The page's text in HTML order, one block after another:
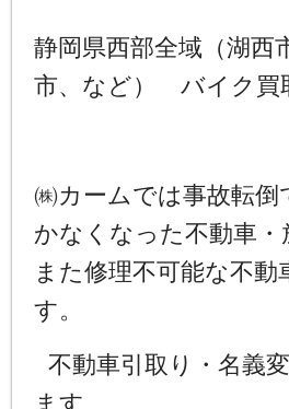
静岡県西部全域（湖西
市、など） バイク買
㈱カームでは事故転
かなくなった不動車
また修理不可能な不
す。
不動車引取り・名義
ます